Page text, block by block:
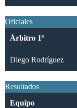
Oficiales
Árbitro 1º
Diego Rodríguez
Resultados
Equipo